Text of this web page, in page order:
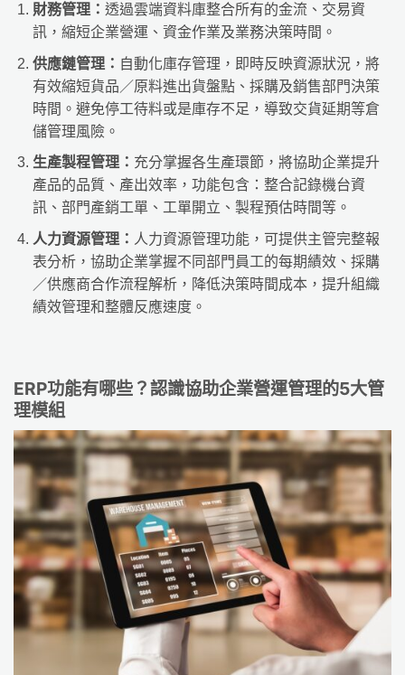
財務管理： 透過雲端資料庫整合所有的金流、交易資
訊，縮短企業營運、資金作業及業務決策時間。
供應鏈管理： 自動化庫存管理，即時反映資源狀況，將
有效縮短貨品／原料進出貨盤點、採購及銷售部門決策
時間。避免停工待料或是庫存不足，導致交貨延期等倉
儲管理風險。
生產製程管理： 充分掌握各生產環節，將協助企業提升
產品的品質、產出效率，功能包含：整合記錄機台資
訊、部門產銷工單、工單開立、製程預估時間等。
人力資源管理： 人力資源管理功能，可提供主管完整報
表分析，協助企業掌握不同部門員工的每期績效、採購
／供應商合作流程解析，降低決策時間成本，提升組織
績效管理和整體反應速度。
ERP功能有哪些？認識協助企業營運管理的5大管
理模組